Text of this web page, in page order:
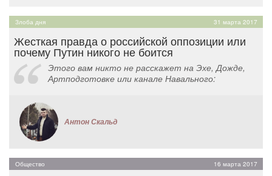
Злоба дня 31 марта 2017
Жесткая правда о российской оппозиции или
почему Путин никого не боится
Этого вам никто не расскажет на Эхе, Дожде,
Артподготовке или канале Навального:
Антон Скальд
Общество 16 марта 2017